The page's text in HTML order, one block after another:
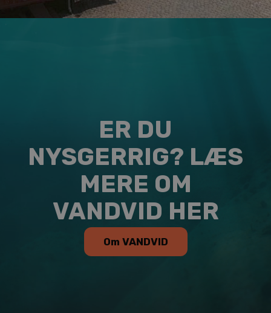
ER DU
NYSGERRIG? LÆS
MERE OM
VANDVID HER
Om VANDVID